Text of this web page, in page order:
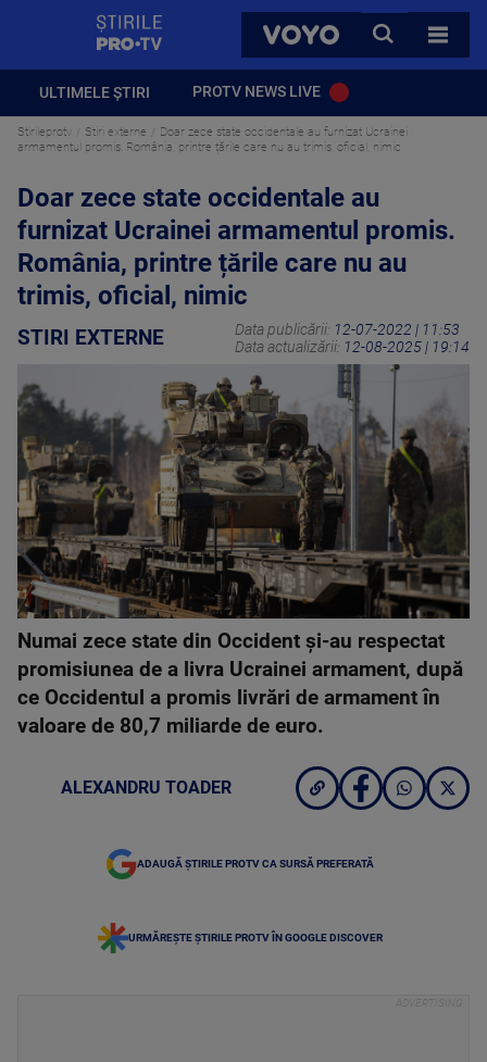
VOYO
CAUTA
TOATE
ULTIMELE ȘTIRI PROTV NEWS LIVE
Stirileprotv Stiri externe
Doar zece state occidentale au furnizat Ucrainei
armamentul promis. România, printre țările care nu au trimis, oficial, nimic
Doar zece state occidentale au
furnizat Ucrainei armamentul promis.
România, printre țările care nu au
trimis, oficial, nimic
STIRI EXTERNE Data publicării: 12-07-2022 | 11:53
Data actualizării: 12-08-2025 | 19:14
Numai zece state din Occident şi-au respectat
promisiunea de a livra Ucrainei armament, după
ce Occidentul a promis livrări de armament în
valoare de 80,7 miliarde de euro.
ALEXANDRU TOADER
ADAUGĂ ȘTIRILE PROTV CA SURSĂ PREFERATĂ
URMĂREȘTE ȘTIRILE PROTV ÎN GOOGLE DISCOVER